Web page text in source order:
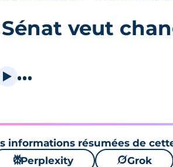
Sénat veut
informations résumées de
⚙Perplexity 🪐Grok